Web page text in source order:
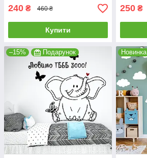
240 ₴ 460 ₴
Купити
250 ₴
–15% Подарунок Новинка